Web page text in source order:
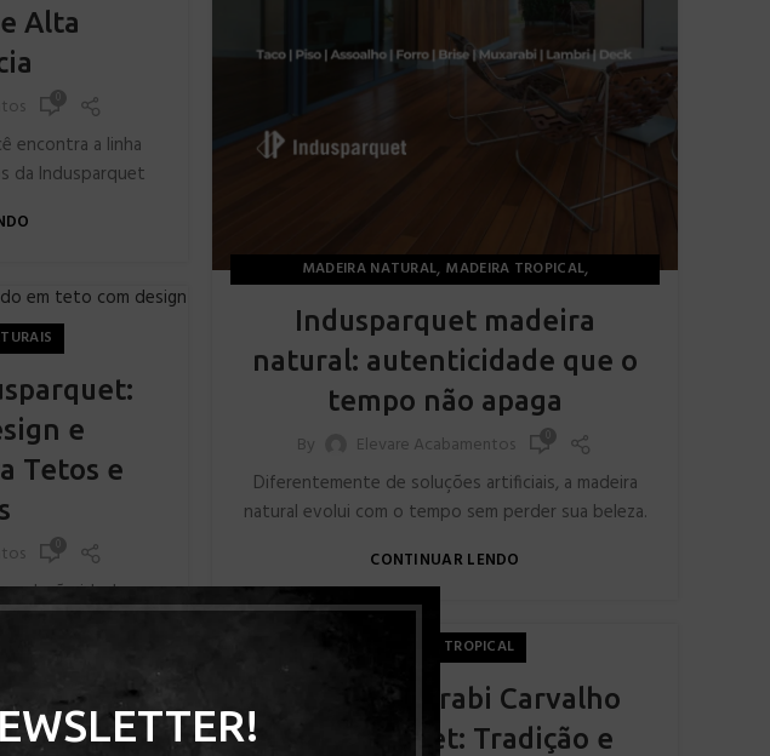
Alta
encontra a linha
da Indusparquet
MADEIRA NATURAL, MADEIRA TROPICAL,
Indusparquet madeira
natural: autenticidade que o
tempo não apaga
By Elevare Acabamentos
Diferentemente de soluções artificiais, a madeira
natural evolui com o tempo sem perder sua beleza.
CONTINUAR LENDO
e
Tetos e
solução ideal para
MADEIRA TROPICAL
Painel Muxarabi Carvalho
Indusparquet: Tradição e